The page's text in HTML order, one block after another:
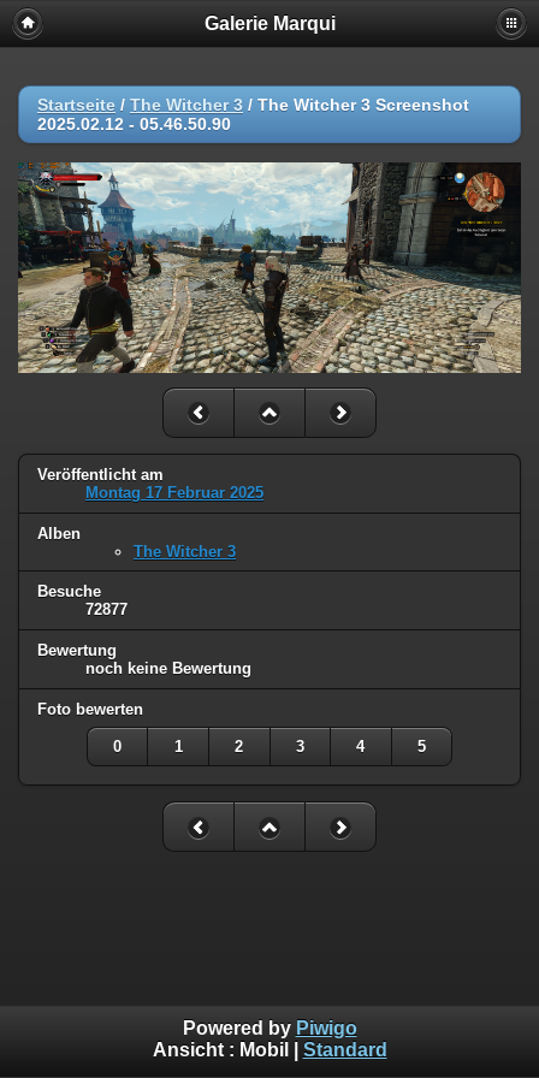
Galerie Marqui
Startseite / The Witcher 3 / The Witcher 3 Screenshot
2025.02.12 - 05.46.50.90
Veröffentlicht am
Montag 17 Februar 2025
Alben
The Witcher 3
Besuche
72877
Bewertung
noch keine Bewertung
Foto bewerten
0 1 2 3 4 5
Powered by Piwigo
Ansicht : Mobil Standard